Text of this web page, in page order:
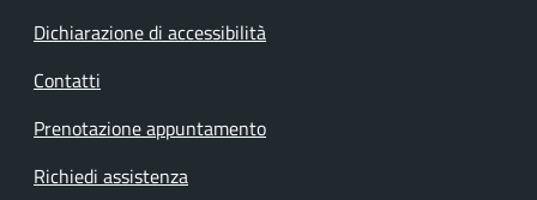
Dichiarazione di accessibilità
Contatti
Prenotazione appuntamento
Richiedi assistenza